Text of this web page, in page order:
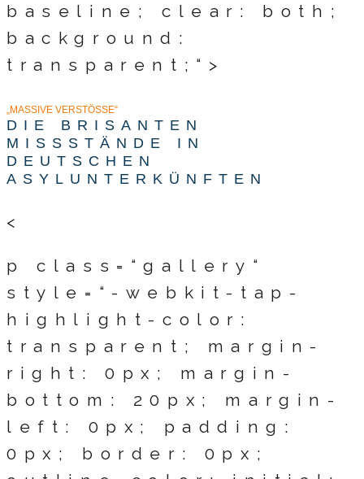
baseline; clear: both;
background:
transparent;“>
„MASSIVE VERSTÖSSE“
DIE BRISANTEN
MISSSTÄNDE IN
DEUTSCHEN
ASYLUNTERKÜNFTEN
<
p class=“gallery“
style=“-webkit-tap-
highlight-color:
transparent; margin-
right: 0px; margin-
bottom: 20px; margin-
left: 0px; padding:
0px; border: 0px;